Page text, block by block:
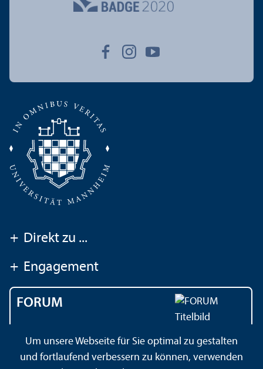
+ Direkt zu ...
+ Engagement
FORUM
Universität Mannheim
Um unsere Webseite für Sie optimal zu gestalten
und fortlaufend verbessern zu können, verwenden